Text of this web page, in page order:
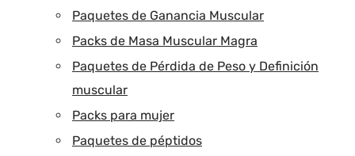
Paquetes de Ganancia Muscular
Packs de Masa Muscular Magra
Paquetes de Pérdida de Peso y Definición
muscular
Packs para mujer
Paquetes de péptidos